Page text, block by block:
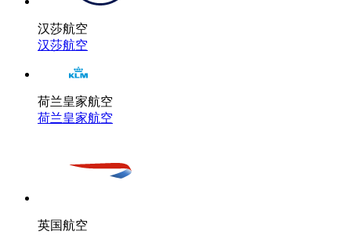
汉莎航空
汉莎航空
荷兰皇家航空
荷兰皇家航空
英国航空